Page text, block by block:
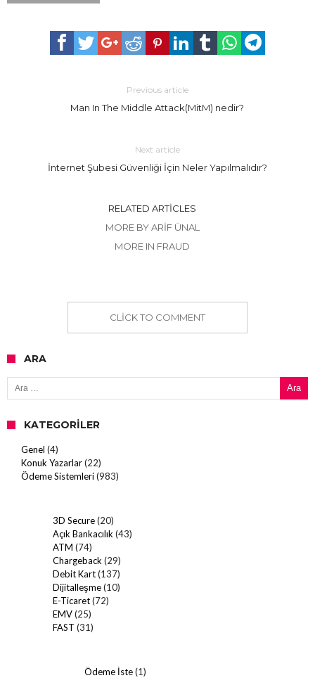
Previous article
Man In The Middle Attack(MitM) nedir?
Next article
İnternet Şubesi Güvenliği İçin Neler Yapılmalıdır?
RELATED ARTICLES
MORE BY ARIF ÜNAL
MORE IN FRAUD
CLICK TO COMMENT
ARA
Arama:
KATEGORILER
Genel (4)
Konuk Yazarlar(22)
Ödeme Sistemleri(983)
3D Secure(20)
Açık Bankacılık (43)
ATM (74)
Chargeback (29)
Debit Kart(137)
Dijitalleşme(10)
E-Ticaret(72)
EMV(25)
FAST (31)
Ödeme İste(1)